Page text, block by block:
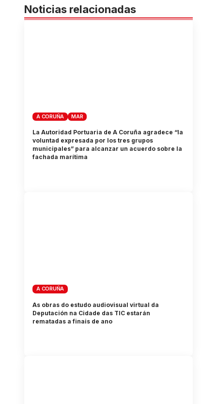
Noticias relacionadas
A CORUÑA MAR
La Autoridad Portuaria de A Coruña agradece “la
voluntad expresada por los tres grupos
municipales” para alcanzar un acuerdo sobre la
fachada marítima
A CORUÑA
As obras do estudo audiovisual virtual da
Deputación na Cidade das TIC estarán
rematadas a finais de ano